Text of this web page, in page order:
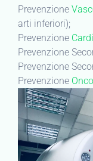
Prevenzione
arti inferiori);
Prevenzione
Prevenzione
Prevenzione
Prevenzione